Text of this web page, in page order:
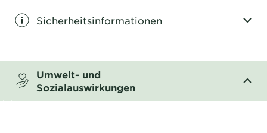
Sicherheitsinformationen
Umwelt- und
Sozialauswirkungen